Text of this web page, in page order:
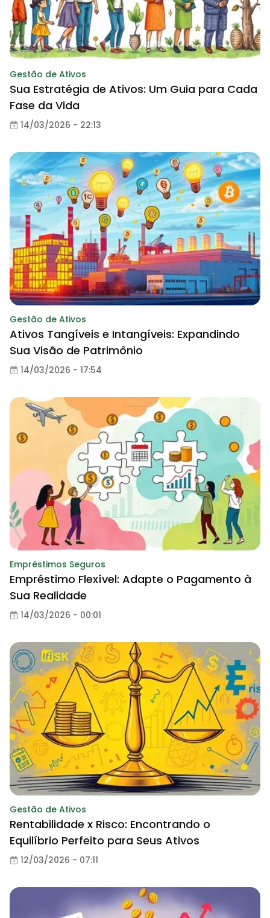
Gestão de Ativos
Sua Estratégia de Ativos: Um Guia para Cada
Fase da Vida
14/03/2026 - 22:13
Gestão de Ativos
Ativos Tangíveis e Intangíveis: Expandindo
Sua Visão de Patrimônio
14/03/2026 - 17:54
Empréstimos Seguros
Empréstimo Flexível: Adapte o Pagamento à
Sua Realidade
14/03/2026 - 00:01
Gestão de Ativos
Rentabilidade x Risco: Encontrando o
Equilíbrio Perfeito para Seus Ativos
12/03/2026 - 07:11